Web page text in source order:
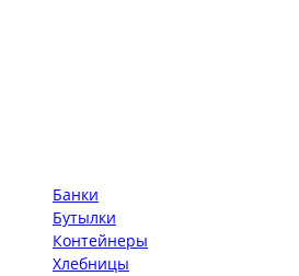
Банки
Бутылки
Контейнеры
Хлебницы